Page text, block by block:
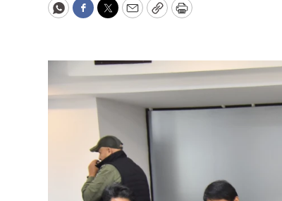
WhatsApp
Facebook
Twitter
EmailCopyPrint